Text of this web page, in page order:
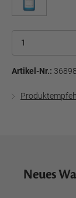
Artikel-Nr.:
Neues